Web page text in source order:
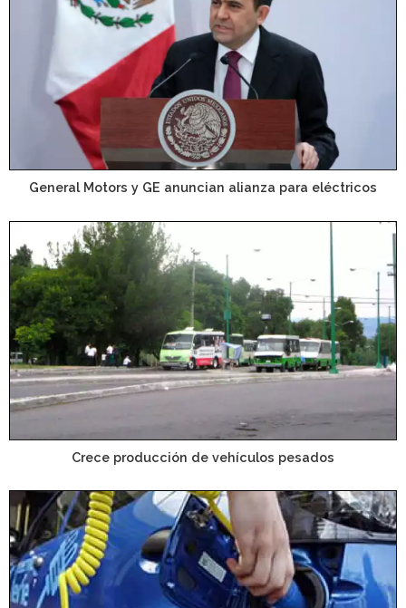
General Motors y GE anuncian alianza para eléctricos
Crece producción de vehículos pesados